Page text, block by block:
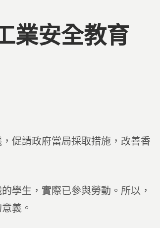
業安全教育
促請政府當局採取措施，改善香
學生，實際已參與勞動。所以，
義。